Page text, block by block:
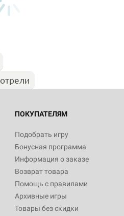
ПОКУПАТЕЛЯМ
Подобрать игру
Бонусная программа
Информация о заказе
Возврат товара
Помощь с правилами
Архивные игры
Товары без скидки